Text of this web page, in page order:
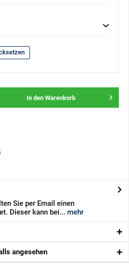
In den Warenkorb
Sie per Email einen
Dieser kann bei... mehr
angesehen